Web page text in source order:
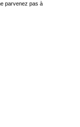
parvenez pas à